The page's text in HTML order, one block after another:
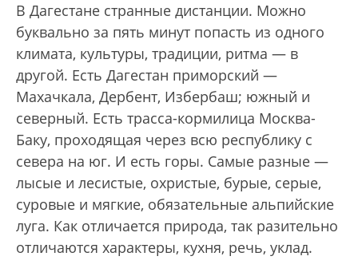
В Дагестане странные дистанции. Можно
буквально за пять минут попасть из одного
климата, культуры, традиции, ритма — в
другой. Есть Дагестан приморский —
Махачкала, Дербент, Избербаш; южный и
северный. Есть трасса-кормилица Москва-
Баку, проходящая через всю республику с
севера на юг. И есть горы. Самые разные —
лысые и лесистые, охристые, бурые, серые,
суровые и мягкие, обязательные альпийские
луга. Как отличается природа, так разительно
отличаются характеры, кухня, речь, уклад.